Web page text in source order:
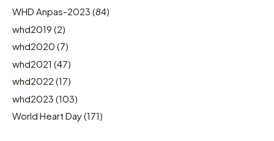
WHD Anpas-2023 (84)
whd2019 (2)
whd2020 (7)
whd2021 (47)
whd2022 (17)
whd2023 (103)
World Heart Day(171)